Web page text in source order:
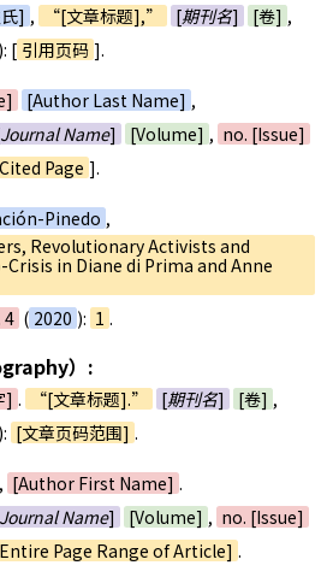
] , “[文章标题],” [期刊名] [卷] ,
): [ 引用页码 ].
[Author Last Name] ,
Journal Name] [Volume] , no. [Issue]
Cited Page ].
Pinedo ,
Revolutionary Activists and
in Diane di Prima and Anne
4 ( 2020 ): 1 .
）:
] . “[文章标题].” [期刊名] [卷] ,
): [文章页码范围] .
, [Author First Name] .
Journal Name] [Volume] , no. [Issue]
Page Range of Article] .